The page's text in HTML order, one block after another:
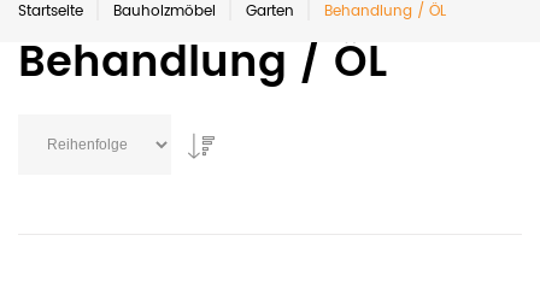
Startseite Bauholzmöbel Garten Behandlung / ÖL
Behandlung / ÖL